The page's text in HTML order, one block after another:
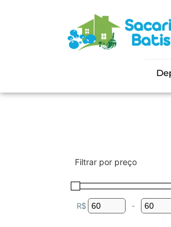
Filtrar por preço
R$ Minimum
-Maximum